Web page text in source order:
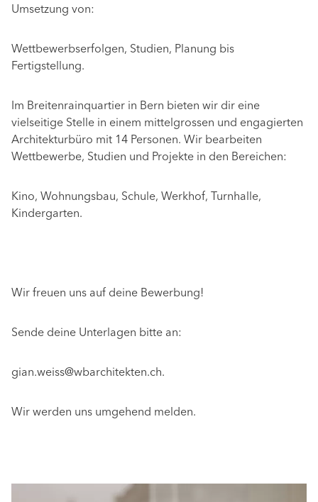
Umsetzung von:
Wettbewerbserfolgen, Studien, Planung bis
Fertigstellung.
Im Breitenrainquartier in Bern bieten wir dir eine
vielseitige Stelle in einem mittelgrossen und engagierten
Architekturbüro mit 14 Personen. Wir bearbeiten
Wettbewerbe, Studien und Projekte in den Bereichen:
Kino, Wohnungsbau, Schule, Werkhof, Turnhalle,
Kindergarten.
Wir freuen uns auf deine Bewerbung!
Sende deine Unterlagen bitte an:
gian.weiss@wbarchitekten.ch.
Wir werden uns umgehend melden.